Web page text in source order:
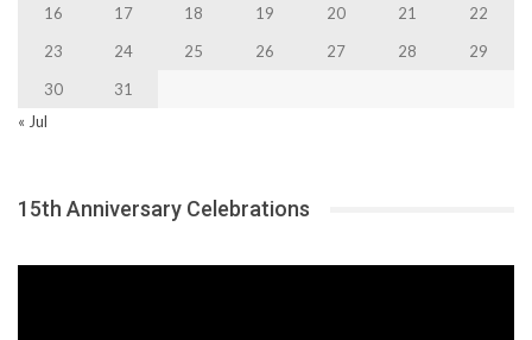
16
17 18 19 20 21
22
23
24 25 26 27 28
29
30
31
« Jul
15th Anniversary Celebrations